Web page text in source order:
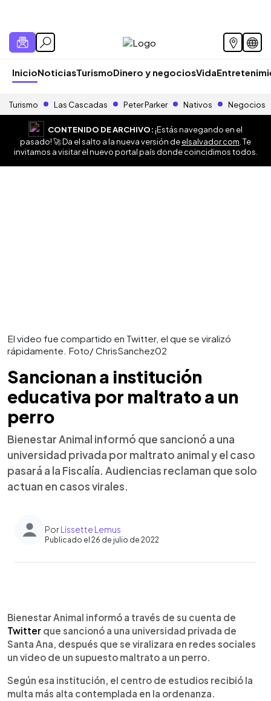
InicioNoticiasTurismoDinero y negociosVida
Turismo Las Cascadas Peter Parker Nativos Negocios
CONTENIDO DE ARCHIVO:¡Estás navegando en el
pasado! 🚀 Da el salto a la nueva versión deelsalvador.com . Te
invitamos a visitar el nuevo portal país donde coincidimos todos.
El video fue compartido en Twitter, el que se viralizó
rápidamente. Foto/ ChrisSanchez02
Sancionan a institución
educativa por maltrato a un
perro
Bienestar Animal informó que sancionó a una
universidad privada por maltrato animal y el caso
pasará a la Fiscalía. Audiencias reclaman que solo
actuan en casos virales.
PorLissette Lemus
Publicado el 26 de julio de 2022
Escuchar artículo
Bienestar Animal informó a través de su cuenta de
Twitter que sancionó a una universidad privada de
Santa Ana, después que se viralizara en redes sociales
un video de un supuesto maltrato a un perro.
Según esa institución, el centro de estudios recibió la
multa más alta contemplada en la ordenanza.